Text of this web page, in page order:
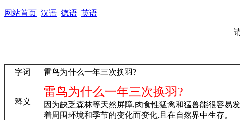
网站首页 汉语 德语 英语
字词 雷鸟为什么一年三次换羽?
释义
雷鸟为什么一年三次换羽?
因为缺乏森林等天然屏障,肉食性猛禽和猛兽能很容易
着周围环境和季节的变化而变化,且在自然界中生存。